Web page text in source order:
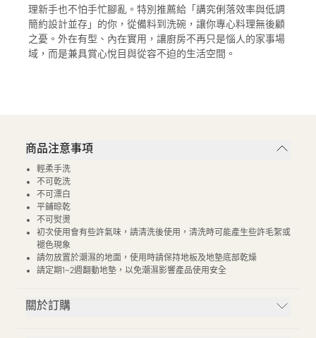
理新手也不怕手忙腳亂。特別推薦給「講究俐落效率與低調
簡約設計並存」的你，從備料到洗碗，讓你專心料理無後顧
之憂。外在有型、內在實用，讓廚房不再只是惱人的家事場
域，而是兼具賞心悅目與從容不迫的生活空間。
商品注意事項
輕柔手洗
不可乾洗
不可漂白
平鋪晾乾
不可熨燙
初次使用會有些許氣味，請清洗後使用，清洗時可能產生些許毛絮或
褪色現象
請勿放置於潮濕的地面，使用時請保持地板及地墊底部乾燥
請定期1~2週翻動地墊，以免潮濕影響產品使用安全
關於訂購